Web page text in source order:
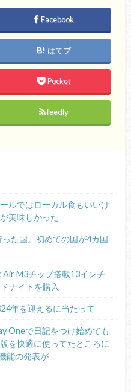
Facebook
はてブ
Pocket
feedly
ルではローカル食もいいけ
美味しかった
った国。初めての国が4カ国
Air M3チップ搭載13インチ
ナイトを購入
年を迎えるに当たって
Oneで日記をつけ始めても
を快適に使ってたところに
能の発表が